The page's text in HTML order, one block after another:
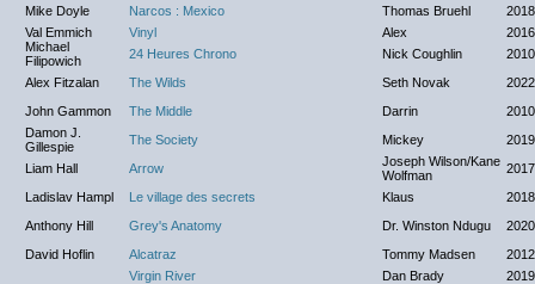
Mike Doyle
Narcos : Mexico Thomas Bruehl
2018
Val Emmich
Vinyl Alex
2016
Michael
Filipowich
24 Heures Chrono Nick Coughlin
2010
Alex Fitzalan
The Wilds Seth Novak
John Gammon
The Middle Darrin
Damon J.
Gillespie
The Society Mickey
Liam Hall
Arrow
Joseph Wilson/Kane
Wolfman
Ladislav Hampl
Le village des secrets Klaus
2018
Anthony Hill
Grey's Anatomy Dr. Winston Ndugu
David Hoflin
Alcatraz Tommy Madsen 2012
Virgin River Dan Brady